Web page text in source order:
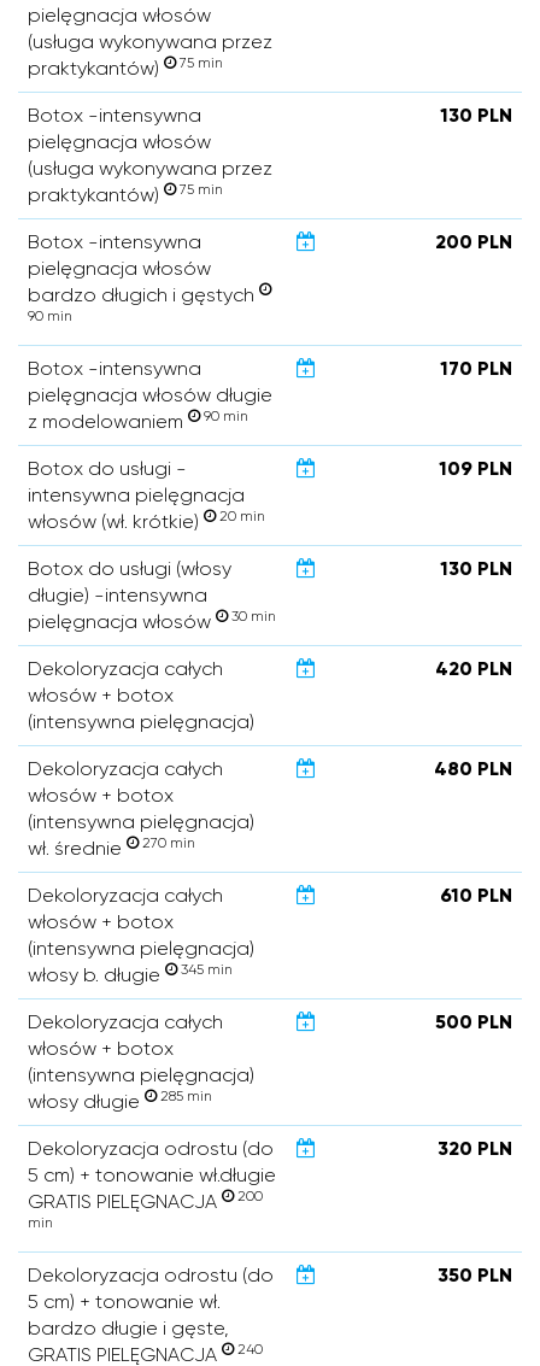
pielęgnacja włosów
(usługa wykonywana przez
praktykantów)
75 min
Botox -intensywna
pielęgnacja włosów
(usługa wykonywana przez
praktykantów)
75 min
130 PLN
Botox -intensywna
pielęgnacja włosów
bardzo długich i gęstych
90 min
200 PLN
Botox -intensywna
pielęgnacja włosów długie
z modelowaniem
90 min
170 PLN
Botox do usługi -
intensywna pielęgnacja
włosów (wł. krótkie)
20 min
109 PLN
Botox do usługi (włosy
długie) -intensywna
pielęgnacja włosów
30 min
130 PLN
Dekoloryzacja całych
włosów + botox
(intensywna pielęgnacja)
420 PLN
Dekoloryzacja całych
włosów + botox
(intensywna pielęgnacja)
wł. średnie
270 min
480 PLN
Dekoloryzacja całych
włosów + botox
(intensywna pielęgnacja)
włosy b. długie
345 min
610 PLN
Dekoloryzacja całych
włosów + botox
(intensywna pielęgnacja)
włosy długie
285 min
500 PLN
Dekoloryzacja odrostu (do
5 cm) + tonowanie wł.długie
GRATIS PIELĘGNACJA
200
min
320 PLN
Dekoloryzacja odrostu (do
5 cm) + tonowanie wł.
bardzo długie i gęste,
GRATIS PIELĘGNACJA
240
350 PLN